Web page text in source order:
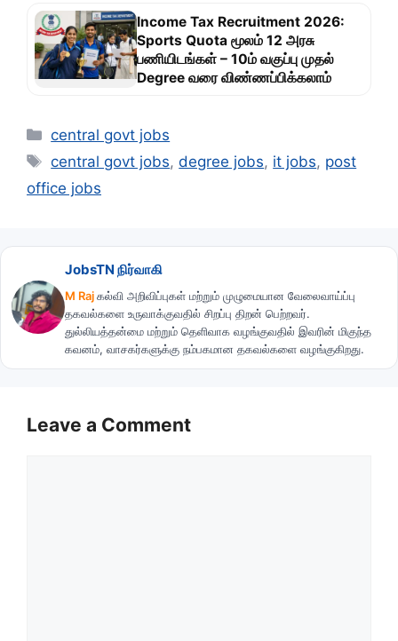
Income Tax Recruitment 2026:
Sports Quota மூலம் 12 அரசு
பணியிடங்கள் – 10ம் வகுப்பு முதல்
Degree வரை விண்ணப்பிக்கலாம்
Categories
central govt jobs
Tags
central govt jobs,degree jobs, it jobs, post
office jobs
JobsTN நிர்வாகி
M Rajகல்வி அறிவிப்புகள் மற்றும் முழுமையான வேலைவாய்ப்பு
தகவல்களை உருவாக்குவதில் சிறப்பு திறன் பெற்றவர்.
துல்லியத்தன்மை மற்றும் தெளிவாக வழங்குவதில் இவரின் மிகுந்த
கவனம், வாசகர்களுக்கு நம்பகமான தகவல்களை வழங்குகிறது.
Leave a Comment